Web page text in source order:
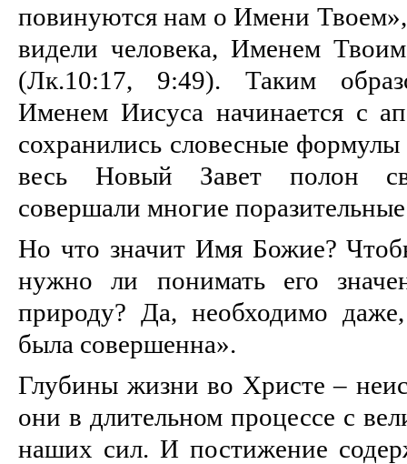
повинуются нам о Имени
видели человека, Именем
(Лк.10:17, 9:49). Таким
Именем Иисуса начинается с
сохранились словесные
весь Новый Завет полон
совершали многие
Но что значит Имя Божие?
нужно ли понимать его
природу? Да, необходимо
была совершенна».
Глубины жизни во Христе –
они в длительном процессе с
наших сил. И постижение